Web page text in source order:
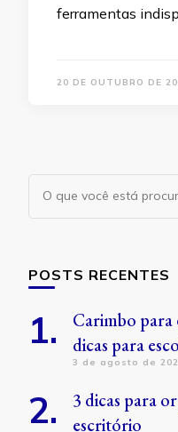
ferramentas
20 DE OUTUBRO DE
Procurando
algo?
POSTS RECENTES
Carimbo para
dicas para
3 de agosto de
3 dicas para
escritório